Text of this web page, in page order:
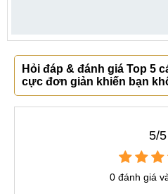
Hỏi đáp & đánh giá Top 5
cực đơn giản khiến bạn
5/5
0 đánh giá